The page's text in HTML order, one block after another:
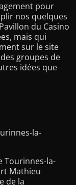
pour
nos quelques
du Casino
mais qui
sur le site
groupes de
idées que
la-
Tourinnes-la-
Mathieu
de la